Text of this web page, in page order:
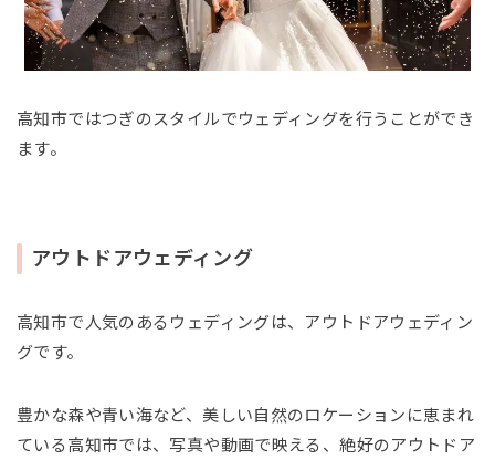
高知市ではつぎのスタイルでウェディングを行うことができ
ます。
アウトドアウェディング
高知市で人気のあるウェディングは、アウトドアウェディン
グです。
豊かな森や青い海など、美しい自然のロケーションに恵まれ
ている高知市では、写真や動画で映える、絶好のアウトドア